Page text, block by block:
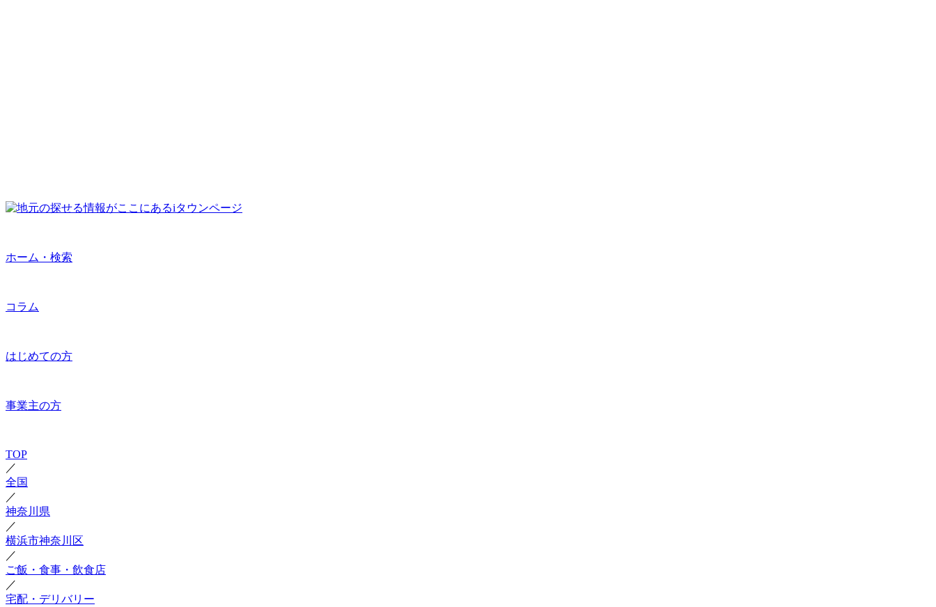
ホーム・検索
コラム
はじめての方
事業主の方
TOP
／
全国
／
神奈川県
／
横浜市神奈川区
／
ご飯・食事・飲食店
／
宅配・デリバリー